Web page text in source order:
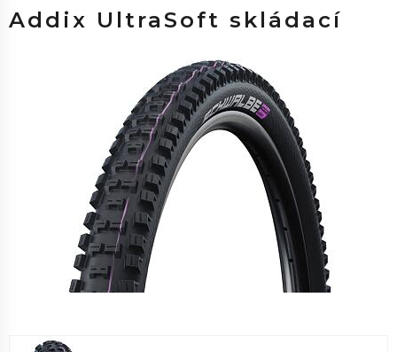
Addix UltraSoft skládací